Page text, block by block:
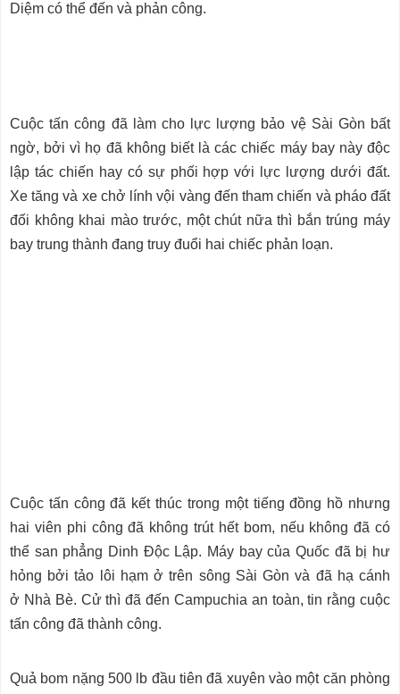
Diệm có thể đến và phản công.
Cuộc tấn công đã làm cho lực lượng bảo vệ Sài Gòn bất
ngờ, bởi vì họ đã không biết là các chiếc máy bay này độc
lập tác chiến hay có sự phối hợp với lực lượng dưới đất.
Xe tăng và xe chở lính vội vàng đến tham chiến và pháo đất
đối không khai mào trước, một chút nữa thì bắn trúng máy
bay trung thành đang truy đuổi hai chiếc phản loạn.
Cuộc tấn công đã kết thúc trong một tiếng đồng hồ nhưng
hai viên phi công đã không trút hết bom, nếu không đã có
thể san phẳng Dinh Độc Lập. Máy bay của Quốc đã bị hư
hỏng bởi tảo lôi hạm ở trên sông Sài Gòn và đã hạ cánh
ở Nhà Bè. Cử thì đã đến Campuchia an toàn, tin rằng cuộc
tấn công đã thành công.
Quả bom nặng 500 lb đầu tiên đã xuyên vào một căn phòng